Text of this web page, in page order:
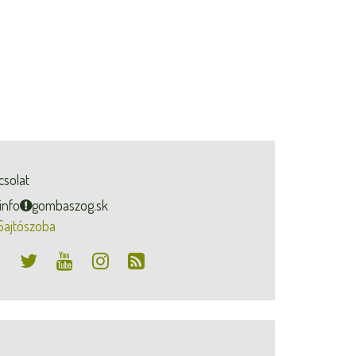
info
gombaszog.sk